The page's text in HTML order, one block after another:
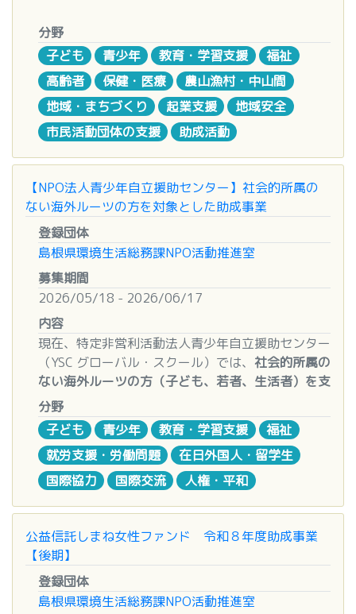
■注意事項
・郵送やメール添付での応募は受付対象外となりま
す。必ずオンライン申請フォームよりご応募くださ
い。
助成プログラム申請受付窓口
申請フォームの利用にあたり
お問い合せ
応募に関してのお問い合せは、以下のお問い合せフ
ォームからお問い合せください。
お問い合せは8月18日（火）17:00まで受付いたし
ます。
（パブリックリソース財団）
お問い合せフォーム
■公募説明会（オンライン）
・日時：2026年7月16日（木）12:00～13:00
・申し込みURL：
https://forms.gle/XcP241p2pJZEFqwj9
・申し込み締め切り：2026年7月15日（水）
12:00
※お申し込みいただいた方に、Zoom（予定）の
URLを後日送付いたします。
※1・財団法人・社団法人とは、一般財団法人、一
般社団法人、公益財団法人、公益社団法人を指しま
す。
※2 特別の法律に基づいて設立された法人とは、日
本赤十字社法等に基づく認可法人を指します。
※3 その他公共的な法人とは、普通地方公共団体、
地方独立行政法人等を指します。
※4 大学等研究機関とは、大学（短期大学を含
む）、大学共同利用機関法人、高等専門学校を指し
ます。
※5 申請者は研究者本人（大学院生等の学生でない
こと）とし、申請に当たっては所属長の了承が必要
となります。
■補助率・上限金額
対象事業によって異なります。詳細については、
2027年度補助方針にてご確認ください。
■受付期間
（１）下記（２）から（７）を除くすべての補助事
業
２０２６年７月１日（水）１０時～９月１１日
（金）１５時
※事業者登録は７月１日（水）１０時から９月４日
（金）１５時までです。
９月４日（金）１５時の時点で事業者登録手続きが
※施設の建築及び補修については、別途要望書類の
郵送も必要となります。（要望 書類の必着期限・
９月１８日（金）１７時）
年1月より公募予定）
北海道・東北地方：北海道、青森県、岩手県、宮城
県、秋田県、山形県、福島県
関東地方：茨城県、栃木県、群馬県、埼玉県、千葉
県、東京都、神奈川県
中部地方：新潟県、富山県、石川県、福井県、山梨
県、長野県、岐阜県、静岡県、愛知県
4 応募の対象外
法人としての前年度決算または当年度予算の
いずれかの年間収益（費用を差し引いた増減額で
はなく収入の合算）が2億円以上の団体
直近3年以内（令和5（2023）年度上期～令
和7（2025）年度下期）に当財団の助成を受け
ている団体
すでに定例化した、もしくはシリーズ企画や
周年事業など
申請事業の一部もしくは全部が日本国外で実
施される事業
活動が政治、宗教、思想などの目的に偏る団
体・事業
反社会的勢力および反社会的勢力と関係する
と認められる団体
1 助成金額
半期予算5,000万円
1件あたりの上限金額は以下の通りです。（下限金
額はいずれも10万円）
・ドリーム賞：こんな交流があったらワクワクする
夢のあるアイデア（実現可能性は不問）
・クリエイティブ賞：おおよそ3年以内に実現可能
な「ワクワクするアイデア」
※応募者自身のオリジナルで、著作権、意匠権、商
標権、肖像権その他第三者の権利を侵害しない作品
に限る
※各種法律、公序良俗に反する作品の応募は不可
※応募作品に生成AI（人工知能）を使用した場合
は、使用した箇所や方法を明記すること
参加資格
個人またはグループ
※複数人によりグループで応募をする場合は、グル
ープ全員の同意を必要とする、また連絡等のため代
表者を定めて応募すること
※18歳未満の方は全員、保護者の同意を必要とす
る
※応募者は募集要項に同意したものとみなす
応募期間
2026年6月25日（木）～9月30日（水） 17：
00（日本時間）必着
審査期間
2026年10月～12月
入賞者発表
2026年12月末頃 （ 入賞者のみにご連絡します。
）
■第２回公募期間
令和８年７月２８日（火）１７時
島根県への移住者又は在住者で、地域の課題解決に
資する社会的事業（※）において、「社会性」「事
業性」「必要性」「デジタル技術の活用」の観点を
もって起業する方に対して、その起業等に必要な経
費の一部を補助する事業で、効果的な起業を促進
し、地域課題の解決を通して地方創生を実現するこ
とを目的としています。
「社会的事業（※）」とは以下の①から④をいいま
す
①中山間地域・離島の生活機能の確保に資するサー
ビス②まちづくりや地域の活性化に資するサービス
③教育や子育て環境の充実に資するサービス④高齢
１．補助事業対象者の主な要件
（１）補助事業の当該年度第１回公募開始日以降、
交付決定を受けた事業の事業期間完了日までに、島
根県内において個人事業の開業届もしくは株式会
社、合同会社、合名会社、合資会社、企業組合、協
業組合、特定非営利活動法人等の設立を行い、その
代表者となる者であること。
または、Society５.０関連業種等の付加価値の高い
産業分野での事業承継又は第二創業を実施する者で
※本事業の当該年度第１回公募開始日令和８年４月
１０日より前に既に設立されている法人、あるいは
開業届出がなされている個人事業主は対象外です。
ただし、既存事業とは異なる新たな事業を行う法人
分野
子ども
青少年 教育・学習支援
福祉
高齢者
保健・医療
農山漁村・中山間
地域・まちづくり
起業支援
地域安全
市民活動団体の支援
助成活動
【NPO法人青少年自立援助センター】社会的所属の
ない海外ルーツの方を対象とした助成事業
登録団体
島根県環境生活総務課NPO活動推進室
募集期間
2026/05/18 - 2026/06/17
内容
現在、特定非営利活動法人青少年自立援助センター
（YSC グローバル・スクール）では、 社会的所属の
ない海外ルーツの方（子ども、若者、生活者）を支
援対象とした「休眠預金活用事業」の実行団体
募しております。
（公募特設ページはこちら☞https://minc-
net.org/activity/kyumin-standard-25.html）
※事業の内容は、添付のチラシもご参照いただけま
すと幸いです。
【申請書の作成ポイント＆お悩み相談会】
「関心はあるけれど、申請書類をどう書けばいいの
か分からない…」
「私たちの活動アイデア、今回の公募テーマに合っ
ているのかな？」
分野
子ども
青少年 教育・学習支援
福祉
就労支援・労働問題
在日外国人・留学生
国際協力
国際交流 人権・平和
公益信託しまね女性ファンド 令和８年度助成事業
【後期】
登録団体
島根県環境生活総務課NPO活動推進室